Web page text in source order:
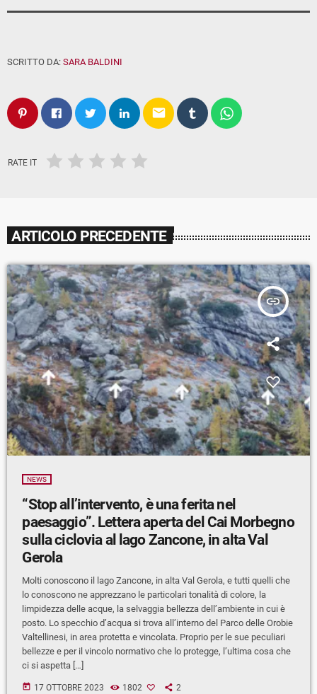
SCRITTO DA: SARA BALDINI
email
RATE IT
ARTICOLO PRECEDENTE
insert_link
NEWS
“Stop all’intervento, è una ferita nel
paesaggio”. Lettera aperta del Cai Morbegno
sulla ciclovia al lago Zancone, in alta Val
Gerola
Molti conoscono il lago Zancone, in alta Val Gerola, e tutti quelli che
lo conoscono ne apprezzano le particolari tonalità di colore, la
limpidezza delle acque, la selvaggia bellezza dell’ambiente in cui è
posto. Lo specchio d’acqua si trova all’interno del Parco delle Orobie
Valtellinesi, in area protetta e vincolata. Proprio per le sue peculiari
bellezze e per il vincolo normativo che lo protegge, l’ultima cosa che
ci si aspetta […]
today 17 OTTOBRE 2023 1802 2